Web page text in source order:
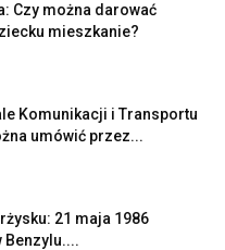
Czy można darować
mieszkanie?
Komunikacji i Transportu
umówić przez...
21 maja 1986
Benzylu....